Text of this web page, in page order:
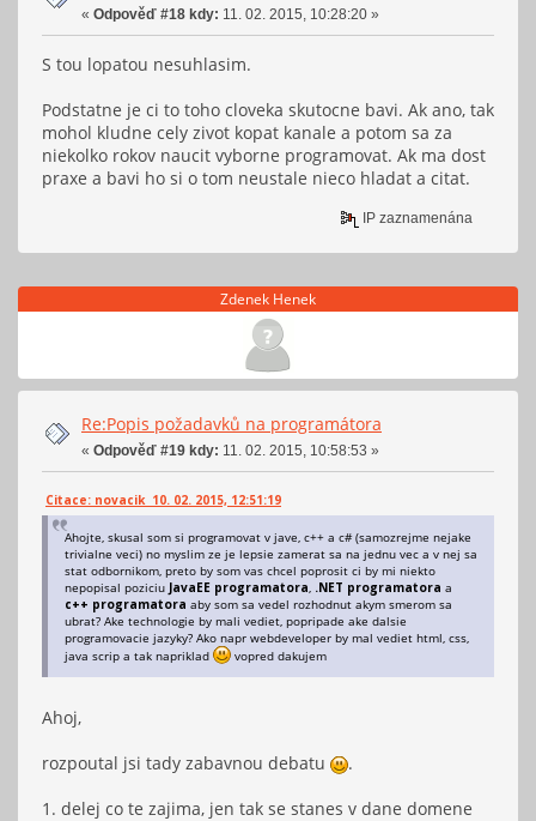
« Odpověď #18 kdy: 11. 02. 2015, 10:28:20 »
S tou lopatou nesuhlasim.
Podstatne je ci to toho cloveka skutocne bavi. Ak ano, tak
mohol kludne cely zivot kopat kanale a potom sa za
niekolko rokov naucit vyborne programovat. Ak ma dost
praxe a bavi ho si o tom neustale nieco hladat a citat.
IP zaznamenána
Zdenek Henek
Re:Popis požadavků na programátora
« Odpověď #19 kdy: 11. 02. 2015, 10:58:53 »
Citace: novacik 10. 02. 2015, 12:51:19
Ahojte, skusal som si programovat v jave, c++ a c# (samozrejme nejake
trivialne veci) no myslim ze je lepsie zamerat sa na jednu vec a v nej sa
stat odbornikom, preto by som vas chcel poprosit ci by mi niekto
nepopisal poziciu JavaEE programatora .NET programatora a
c++ programatora aby som sa vedel rozhodnut akym smerom sa
ubrat? Ake technologie by mali vediet, popripade ake dalsie
programovacie jazyky? Ako napr webdeveloper by mal vediet html, css,
java scrip a tak napriklad
vopred dakujem
Ahoj,
rozpoutal jsi tady zabavnou debatu
.
1. delej co te zajima, jen tak se stanes v dane domene